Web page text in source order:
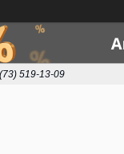
519-13-09